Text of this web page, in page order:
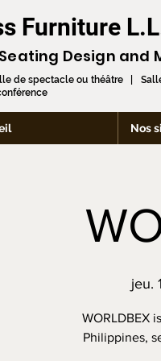
Furniture
Design and
de spectacle ou théâtre |
Nos
jeu.
WORLDBEX
Philippines,